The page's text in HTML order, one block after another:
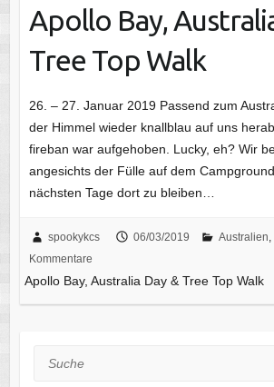
Apollo Bay,
Tree Top Walk
26. – 27. Januar 2019 Passend zum
der Himmel wieder knallblau auf uns
fireban war aufgehoben. Lucky, eh? Wir
angesichts der Fülle auf dem
nächsten Tage dort zu bleiben…
spookykcs 06/03/2019 Australien
Kommentare
Apollo Bay, Australia Day & Tree Top Walk
Suche